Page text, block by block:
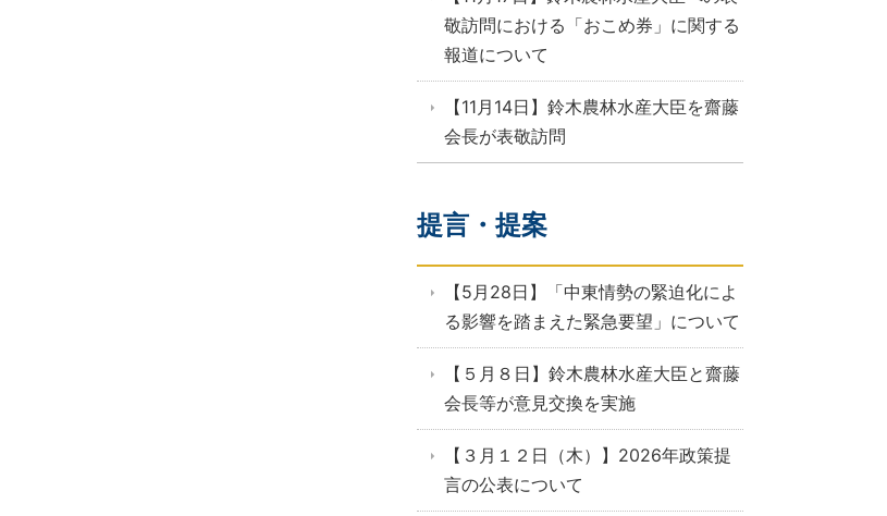
敬訪問における「おこめ券」に関する
報道について
【11月14日】鈴木農林水産大臣を齋藤
会長が表敬訪問
提言・提案
【5月28日】「中東情勢の緊迫化によ
る影響を踏まえた緊急要望」について
【５月８日】鈴木農林水産大臣と齋藤
会長等が意見交換を実施
【３月１２日（木）】2026年政策提
言の公表について